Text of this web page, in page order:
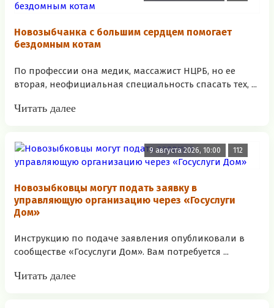
Новозыбчанка с большим сердцем помогает
бездомным котам
По профессии она медик, массажист НЦРБ, но ее
вторая, неофициальная специальность спасать тех, ...
Читать далее
9 августа 2026, 10:00 112
Новозыбковцы могут подать заявку в
управляющую организацию через «Госуслуги
Дом»
Инструкцию по подаче заявления опубликовали в
сообществе «Госуслуги Дом». Вам потребуется ...
Читать далее